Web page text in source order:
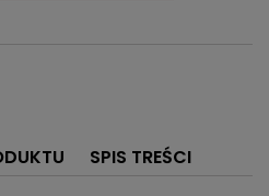
SPIS TREŚCI